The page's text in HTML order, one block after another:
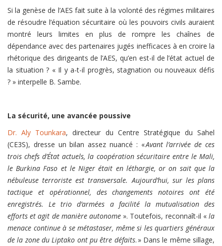
Si la genèse de l’AES fait suite à la volonté des régimes militaires
de résoudre l’équation sécuritaire où les pouvoirs civils auraient
montré leurs limites en plus de rompre les chaînes de
dépendance avec des partenaires jugés inefficaces à en croire la
rhétorique des dirigeants de l’AES, qu’en est-il de l’état actuel de
la situation ? « Il y a-t-il progrès, stagnation ou nouveaux défis
? » interpelle B. Sambe.
La sécurité, une avancée poussive
Dr. Aly Tounkara, directeur du Centre Stratégique du Sahel
(CE3S), dresse un bilan assez nuancé : «Avant l’arrivée de ces
trois chefs d’État actuels, la coopération sécuritaire entre le Mali,
le Burkina Faso et le Niger était en léthargie, or on sait que la
nébuleuse terroriste est transversale. Aujourd’hui, sur les plans
tactique et opérationnel, des changements notoires ont été
enregistrés. Le trio d’armées a facilité la mutualisation des
efforts et agit de manière autonome ». Toutefois, reconnaît-il «la
menace continue à se métastaser, même si les quartiers généraux
de la zone du Liptako ont pu être défaits. » Dans le même sillage,